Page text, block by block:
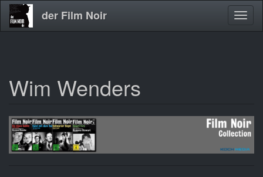
Direkt
zum
der Film Noir
Wim Wenders